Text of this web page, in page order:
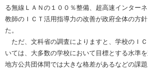
る無線ＬＡＮの１００％整備、超高速インターネ
教師のＩＣＴ活用指導力の改善が政府全体の方
た。
ただ、文科省の調査によりますと、学校のＩ
いては、大多数の学校において目標とする水準
地方公共団体間では大きな格差があるなどの課題